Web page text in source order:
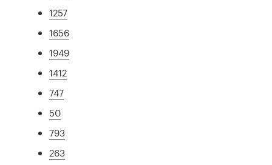
1257
1656
1949
1412
747
50
793
263